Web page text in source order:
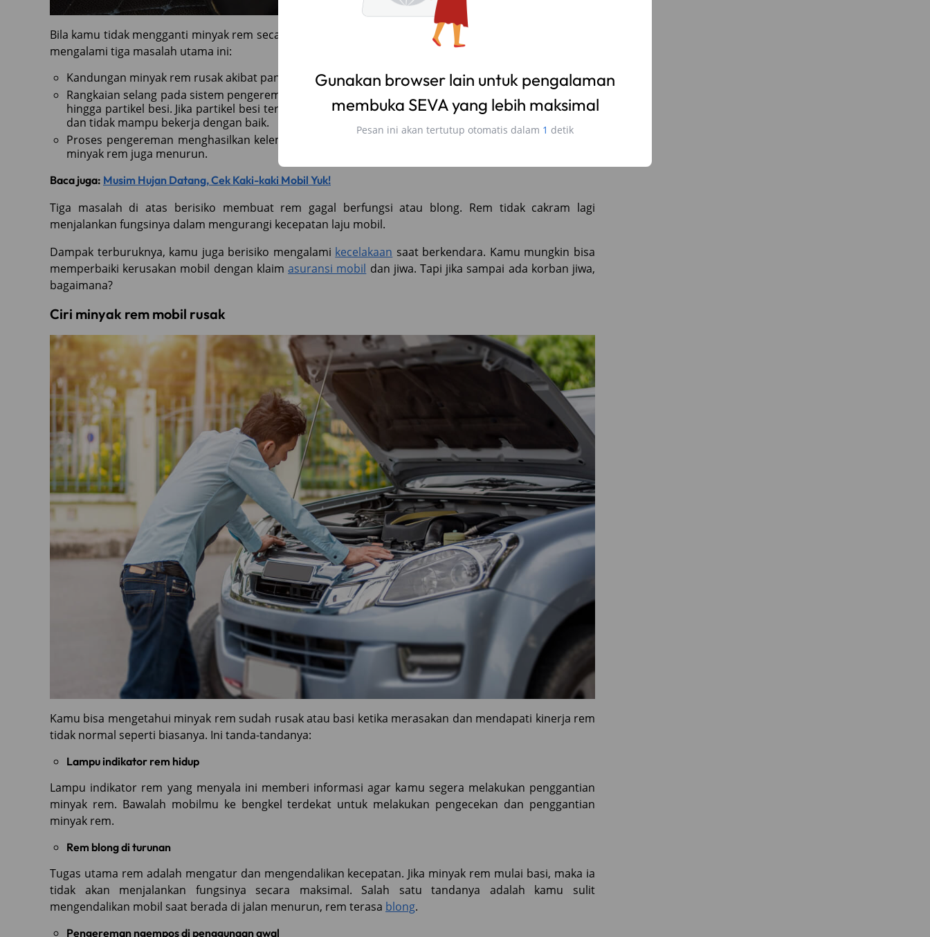
Bila kamu tidak mengganti minyak rem secara rutin, dipastikan sistem pengereman pada mobilmu akan
mengalami tiga masalah utama ini:
Kandungan minyak rem rusak akibat panas yang muncul saat proses pengereman
Rangkaian selang pada sistem pengereman mobil mengeluarkan partikel kecil berupa karet, kotoran,
hingga partikel besi. Jika partikel besi tersebut menyebabkan karat, minyak rem akan terkontaminasi
dan tidak mampu bekerja dengan baik.
Proses pengereman menghasilkan kelembaban yang membuat rem berkarat, serta titik didih pada
minyak rem juga menurun.
Baca juga: Musim Hujan Datang, Cek Kaki-kaki Mobil Yuk!
Tiga masalah di atas berisiko membuat rem gagal berfungsi atau blong. Rem tidak cakram lagi
menjalankan fungsinya dalam mengurangi kecepatan laju mobil.
Dampak terburuknya, kamu juga berisiko mengalami kecelakaan saat berkendara. Kamu mungkin bisa
memperbaiki kerusakan mobil dengan klaimasuransi mobil dan jiwa. Tapi jika sampai ada korban jiwa,
bagaimana?
Ciri minyak rem mobil rusak
Kamu bisa mengetahui minyak rem sudah rusak atau basi ketika merasakan dan mendapati kinerja rem
tidak normal seperti biasanya. Ini tanda-tandanya:
Lampu indikator rem hidup
Lampu indikator rem yang menyala ini memberi informasi agar kamu segera melakukan penggantian
minyak rem. Bawalah mobilmu ke bengkel terdekat untuk melakukan pengecekan dan penggantian
minyak rem.
Rem blong di turunan
Tugas utama rem adalah mengatur dan mengendalikan kecepatan. Jika minyak rem mulai basi, maka ia
tidak akan menjalankan fungsinya secara maksimal. Salah satu tandanya adalah kamu sulit
mengendalikan mobil saat berada di jalan menurun, rem terasa blong.
Pengereman ngempos di penggunaan awal